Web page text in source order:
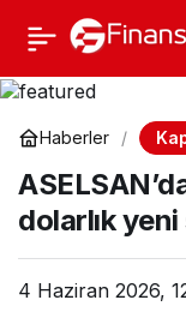
Haberler
dolarlık
4 Haziran 2026,
ASELSAN’dan
271,5 milyon